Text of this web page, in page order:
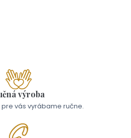
výroba
vás vyrábame ručne.